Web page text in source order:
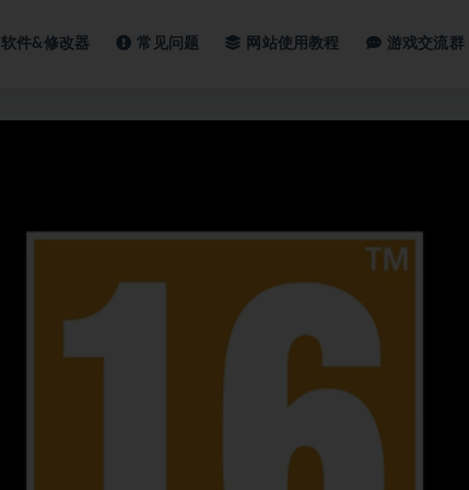
软件&修改器 常见问题 网站使用教程 游戏交流群